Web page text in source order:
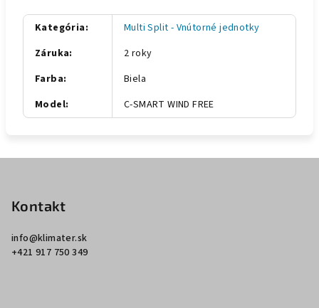
Kategória:
Multi Split - Vnútorné jednotky
Záruka:
2 roky
Farba:
Biela
Model: C-SMART WIND FREE
Kontakt
info@klimater.sk
+421 917 750 349